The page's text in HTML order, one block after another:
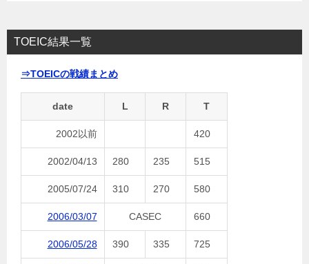
TOEIC結果一覧
⇒TOEICの戦績まとめ
date L R T
2002以前 420
2002/04/13 280 235 515
2005/07/24 310 270 580
2006/03/07 CASEC 660
2006/05/28 390 335 725